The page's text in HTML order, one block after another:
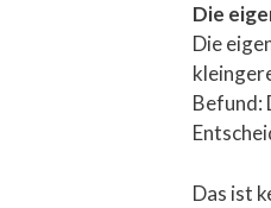
Die
Die
Befund:
Das ist